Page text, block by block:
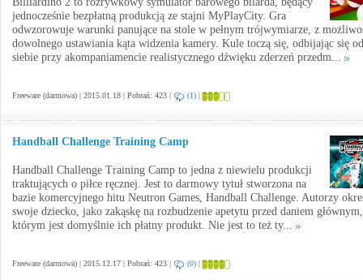
jednocześnie bezpłatną produkcją ze stajni MyPlayCity. Gra
odwzorowuje warunki panujące na stole w pełnym trójwymiarze, z
dowolnego ustawiania kąta widzenia kamery. Kule toczą się, odbijając się od
siebie przy akompaniamencie realistycznego dźwięku zderzeń przedm...
Freeware (darmowa) | 2015.01.18 | Pobrań: 423 | (1) |
Handball Challenge Training Camp
Handball Challenge Training Camp to jedna z niewielu produkcji
traktujących o piłce ręcznej. Jest to darmowy tytuł stworzona na
bazie komercyjnego hitu Neutron Games, Handball Challenge. Autorzy
swoje dziecko, jako zakąskę na rozbudzenie apetytu przed daniem głównym,
którym jest domyślnie ich płatny produkt. Nie jest to też ty...
Freeware (darmowa) | 2015.12.17 | Pobrań: 423 | (0) |